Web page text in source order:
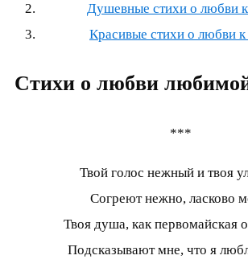
Душевные стихи о любви
Красивые стихи о любви
Стихи о любви
***
Твой голос нежный и твоя
Согреют нежно, ласково
Твоя душа, как первомайская
Подсказывают мне, что я